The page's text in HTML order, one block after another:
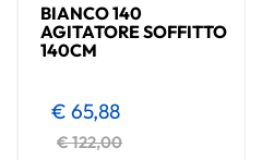
BIANCO 140
AGITATORE SOFFITTO
140CM
€ 122,00
€ 65,88